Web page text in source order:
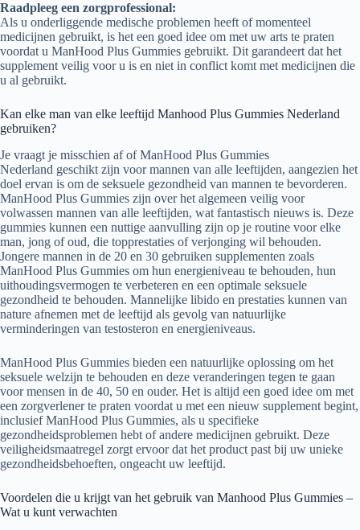
Raadpleeg een zorgprofessional:
Als u onderliggende medische problemen heeft of momenteel
medicijnen gebruikt, is het een goed idee om met uw arts te praten
voordat u ManHood Plus Gummies gebruikt. Dit garandeert dat het
supplement veilig voor u is en niet in conflict komt met medicijnen die
u al gebruikt.
Kan elke man van elke leeftijd Manhood Plus Gummies Nederland
gebruiken?
Je vraagt ​​je misschien af ​​of ManHood Plus Gummies
Nederland geschikt zijn voor mannen van alle leeftijden, aangezien het
doel ervan is om de seksuele gezondheid van mannen te bevorderen.
ManHood Plus Gummies zijn over het algemeen veilig voor
volwassen mannen van alle leeftijden, wat fantastisch nieuws is. Deze
gummies kunnen een nuttige aanvulling zijn op je routine voor elke
man, jong of oud, die topprestaties of verjonging wil behouden.
Jongere mannen in de 20 en 30 gebruiken supplementen zoals
ManHood Plus Gummies om hun energieniveau te behouden, hun
uithoudingsvermogen te verbeteren en een optimale seksuele
gezondheid te behouden. Mannelijke libido en prestaties kunnen van
nature afnemen met de leeftijd als gevolg van natuurlijke
verminderingen van testosteron en energieniveaus.
ManHood Plus Gummies bieden een natuurlijke oplossing om het
seksuele welzijn te behouden en deze veranderingen tegen te gaan
voor mensen in de 40, 50 en ouder. Het is altijd een goed idee om met
een zorgverlener te praten voordat u met een nieuw supplement begint,
inclusief ManHood Plus Gummies, als u specifieke
gezondheidsproblemen hebt of andere medicijnen gebruikt. Deze
veiligheidsmaatregel zorgt ervoor dat het product past bij uw unieke
gezondheidsbehoeften, ongeacht uw leeftijd.
Voordelen die u krijgt van het gebruik van Manhood Plus Gummies –
Wat u kunt verwachten